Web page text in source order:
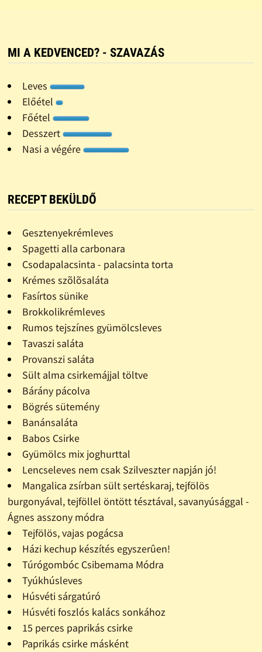
MI A KEDVENCED? - SZAVAZÁS
Leves
Előétel
Főétel
Desszert
Nasi a végére
RECEPT BEKÜLDŐ
Gesztenyekrémleves
Spagetti alla carbonara
Csodapalacsinta - palacsinta torta
Krémes szõlõsaláta
Fasírtos sünike
Brokkolikrémleves
Rumos tejszínes gyümölcsleves
Tavaszi saláta
Provanszi saláta
Sült alma csirkemájjal töltve
Bárány pácolva
Bögrés sütemény
Banánsaláta
Babos Csirke
Gyümölcs mix joghurttal
Lencseleves nem csak Szilveszter napján jó!
Mangalica zsírban sült sertéskaraj, tejfölös
burgonyával, tejföllel öntött tésztával, savanyúsággal -
Ágnes asszony módra
Tejfölös, vajas pogácsa
Házi kechup készítés egyszerûen!
Túrógombóc Csibemama Módra
Tyúkhúsleves
Húsvéti sárgatúró
Húsvéti foszlós kalács sonkához
15 perces paprikás csirke
Paprikás csirke másként